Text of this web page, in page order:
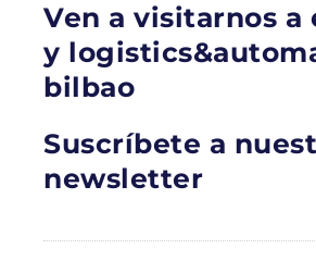
Ven a visitarnos a
y
bilbao
Suscríbete a
newsletter